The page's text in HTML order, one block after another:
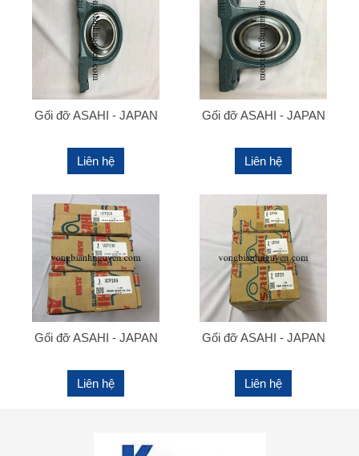
Gối đỡ ASAHI - JAPAN
Liên hệ
Gối đỡ ASAHI - JAPAN
Liên hệ
Gối đỡ ASAHI - JAPAN
Liên hệ
Gối đỡ ASAHI - JAPAN
Liên hệ